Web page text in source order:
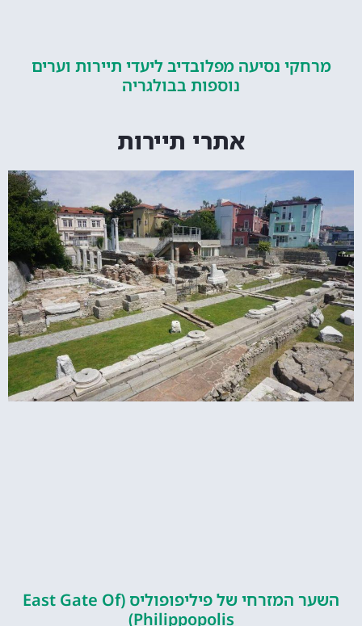
נסיעה מפלובדיב ליעדי תיירות וערים
נוספות בבולגריה
אתרי תיירות
השער המזרחי של פיליפופוליס (East Gate Of
Philippopolis)